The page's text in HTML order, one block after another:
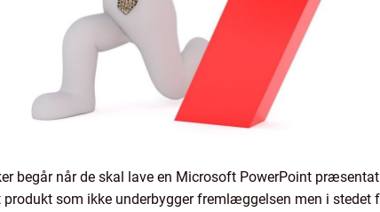
begår når de skal lave en Microsoft PowerPoint
som ikke underbygger fremlæggelsen men i